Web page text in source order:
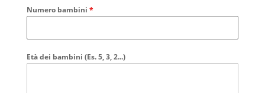
Numero bambini *
Età dei bambini (Es. 5, 3, 2...)